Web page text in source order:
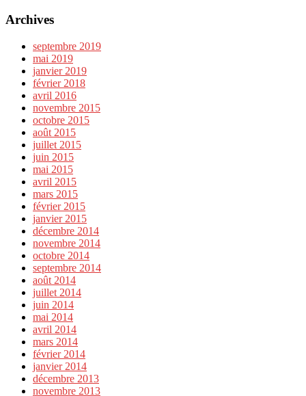
Archives
septembre 2019
mai 2019
janvier 2019
février 2018
avril 2016
novembre 2015
octobre 2015
août 2015
juillet 2015
juin 2015
mai 2015
avril 2015
mars 2015
février 2015
janvier 2015
décembre 2014
novembre 2014
octobre 2014
septembre 2014
août 2014
juillet 2014
juin 2014
mai 2014
avril 2014
mars 2014
février 2014
janvier 2014
décembre 2013
novembre 2013